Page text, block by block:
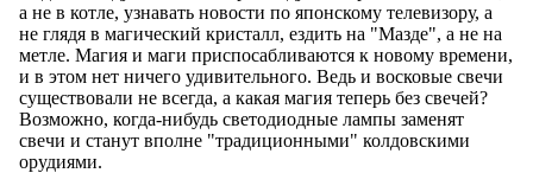
а не в котле, узнавать новости по японскому телевизору, а
не глядя в магический кристалл, ездить на "Мазде", а не на
метле. Магия и маги приспосабливаются к новому времени,
и в этом нет ничего удивительного. Ведь и восковые свечи
существовали не всегда, а какая магия теперь без свечей?
Возможно, когда-нибудь светодиодные лампы заменят
свечи и станут вполне "традиционными" колдовскими
орудиями.